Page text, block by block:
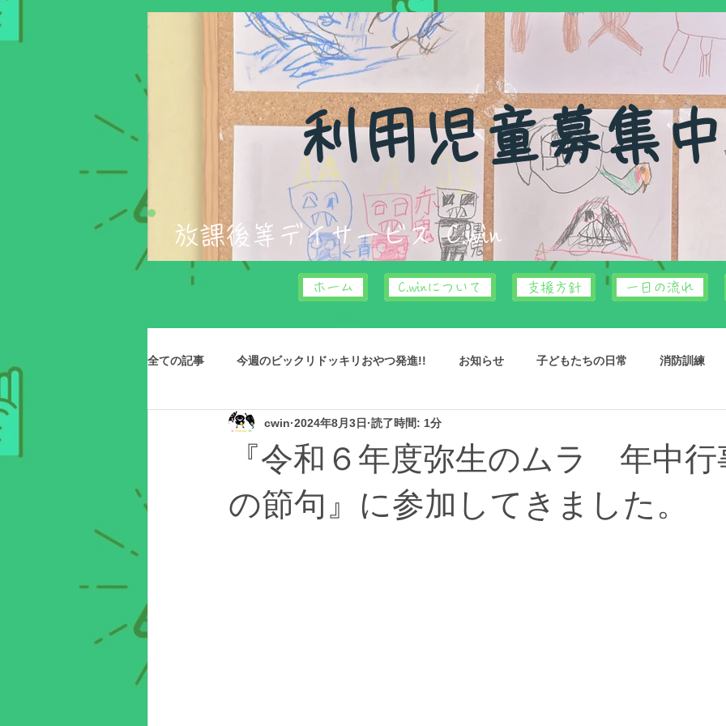
​​放課後等デイサービス C.win
利用児童募集
ホーム C.winについて 支援方針 一日の流れ
全ての記事 今週のビックリドッキリおやつ発進!! お知らせ 子どもたちの日常 消防訓練
『令和６年度弥生のムラ 年中行
の節句』に参加してきました。
cwin 2024年8月3日 読了時間: 1分